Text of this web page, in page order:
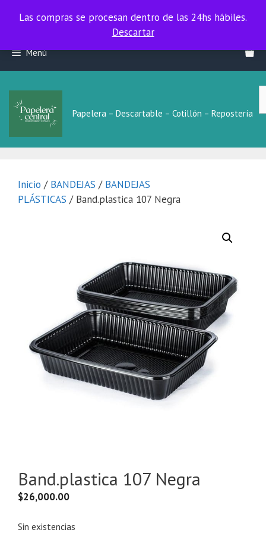
Las compras se procesan dentro de las 24hs hábiles.
Las compras se procesan dentro de las 24hs hábiles.
Descartar
contenido
Menú
Papelera – Descartable – Cotillón – Repostería
Inicio / BANDEJAS / BANDEJAS
PLÁSTICAS / Band.plastica 107 Negra
Band.plastica 107 Negra
$26,000.00
Sin existencias